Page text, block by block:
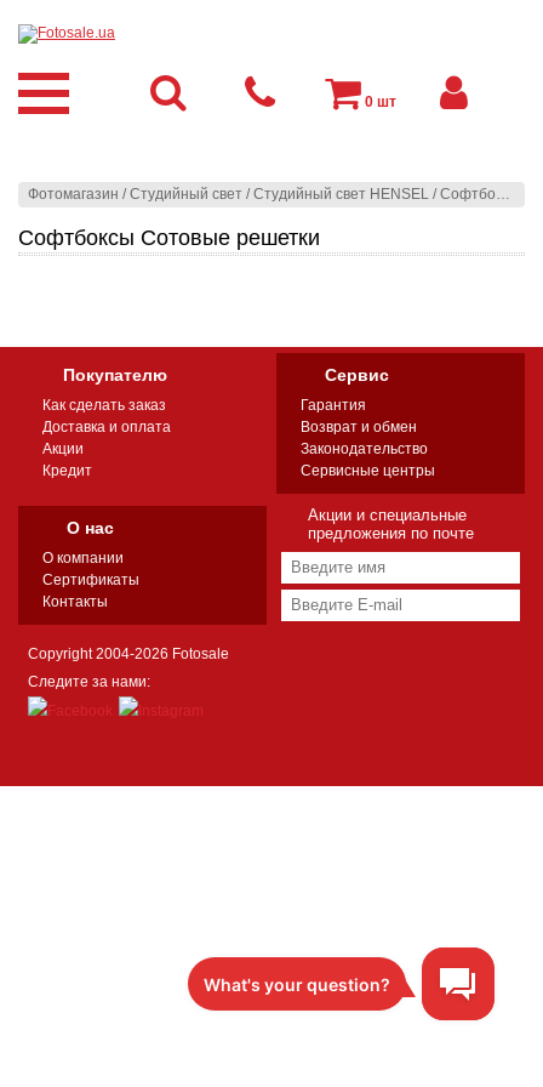
Фотомагазин /Студийный свет /Студийный свет HENSEL /Софтбоксы
Софтбоксы Сотовые решетки
0 шт
Покупателю
Как сделать заказ
Доставка и оплата
Акции
Кредит
Сервис
Гарантия
Возврат и обмен
Законодательство
Сервисные центры
О нас
О компании
Сертификаты
Контакты
Акции и специальные
предложения по почте
Copyright 2004-2026 Fotosale
Следите за нами: